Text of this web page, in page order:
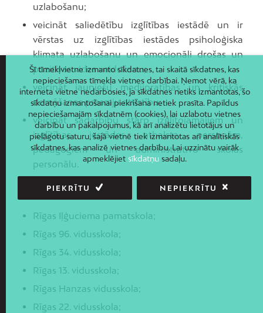
uzlabošanu;
veicināt saliedētību izglītības iestādē un ir
vērstas uz izglītības iestādes psiholoģiska
klimata uzlabošanu un emocionāli drošas un
pozitīvas vides veidošanu;
veicināt jauniešu medijpratības un kritiskās
domāšanas prasmju attīstību;
veicināt sadarbību starp izglītojamajiem un
izglītības iestādes atbalsta personām,
pedagogiem un administratīvo skolas
personālu.
Projekta partneri ir:
Rīgas Iļģuciema pamatskola;
Rīgas 96. vidusskola;
Rīgas 34. vidusskola;
Rīgas 13. vidusskola;
Rīgas Hanzas vidusskola;
Rīgas 22. vidusskola;
Šī tīmekļvietne izmanto sīkdatnes, tai skaitā sīkdatnes, kas
nepieciešamas tīmekļa vietnes darbībai. Ņemot vērā, ka
interneta vietne nedarbosies, ja sīkdatnes netiks izmantotas, šo
sīkdatņu izmantošanai piekrišana netiek prasīta. Papildus
nepieciešamajām sīkdatnēm (cookies), lai uzlabotu vietnes
darbību un pakalpojumus, kā arī analizētu lietotājus un
pielāgotu saturu, šajā vietnē tiek izmantotas arī analītiskās
sīkdatnes, kas analizē vietnes darbību. Lai uzzinātu vairāk
apmeklējiet sīkdatņusadaļu.
PIEKRĪTU NEPIEKRĪTU